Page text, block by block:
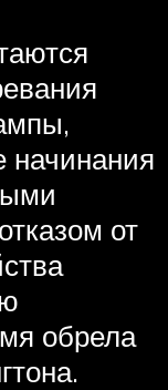
начинания
от
обрела